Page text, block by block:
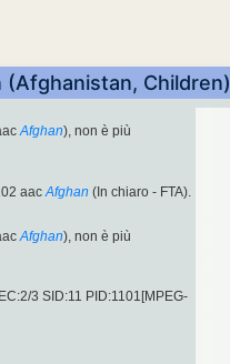
Children)
Afghan), non è più
aac Afghan (In chiaro - FTA).
Afghan), non è più
3 SID:11 PID:1101[MPEG-